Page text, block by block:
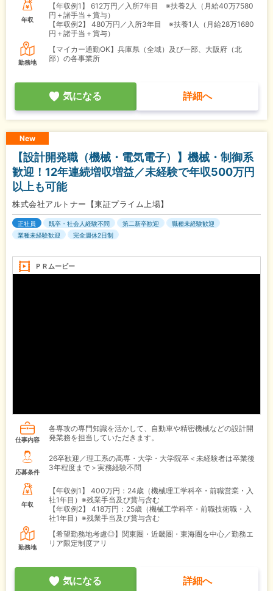
年収
【年収例1】
612万円／入所7年目 ※扶養2人（月給40万7580
円＋諸手当＋賞与）
【年収例2】
480万円／入所3年目 ※扶養1人（月給28万1680
円＋諸手当＋賞与）
勤務地
【マイカー通勤OK】兵庫県（全域）及び一部、大阪府（北
部）の各事業所
気になる 詳細へ
New
【設計開発職（機械・電気電子）】機械・制御系
歓迎！12年連続増収増益／未経験で年収500万円
以上も可能
株式会社アルトナー【東証プライム上場】
正社員 既卒・社会人経験不問 第二新卒歓迎
職種未経験歓迎
業種未経験歓迎
完全週休2日制
ＰＲムービー
仕事内容
各専攻の専門知識を活かして、自動車や精密機械などの設計開
発業務を担当していただきます。
応募条件
26卒歓迎／理工系の高専・大学・大学院卒＜未経験者は卒業後
3年程度まで＞実務経験不問
年収
【年収例1】
400万円：24歳（機械理工学科卒・前職営業・入
社1年目）※残業手当及び賞与含む
【年収例2】
418万円：25歳（機械工学科卒・前職技術職・入
社1年目）※残業手当及び賞与含む
勤務地
【希望勤務地考慮◎】関東圏・近畿圏・東海圏を中心／勤務エ
リア限定制度アリ
気になる 詳細へ